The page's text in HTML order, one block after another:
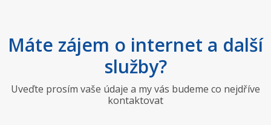
Máte zájem o internet a další
služby?
Uveďte prosím vaše údaje a my vás budeme co nejdříve
kontaktovat